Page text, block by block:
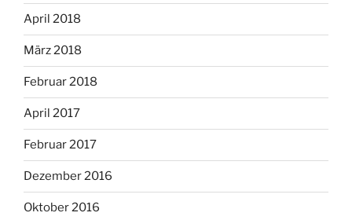
April 2018
März 2018
Februar 2018
April 2017
Februar 2017
Dezember 2016
Oktober 2016